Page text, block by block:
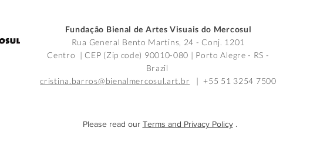
Fundação Bienal de Artes Visuais do Mercosul
Rua General Bento Martins, 24 - Conj. 1201
Centro | CEP (Zip code) 90010-080 | Porto Alegre - RS -
Brazil
cristina.barros@bienalmercosul.art.br | +55 51 3254 7500
Please read our Terms and Privacy Policy.